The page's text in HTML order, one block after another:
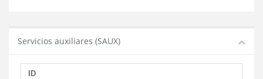
Servicios auxiliares (SAUX)
ID